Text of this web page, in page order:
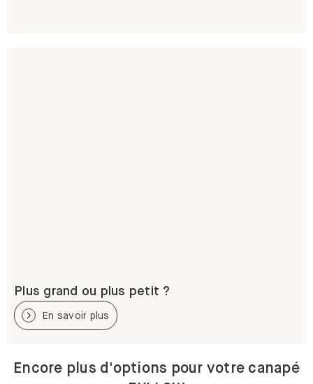
Plus grand ou plus petit ?
En savoir plus
Encore plus d'options pour votre canapé